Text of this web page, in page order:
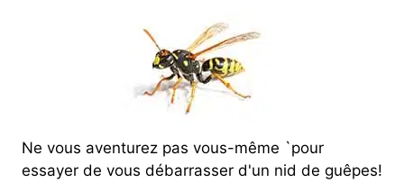
Ne vous aventurez pas vous-même `pour
essayer de vous débarrasser d'un nid de guêpes!